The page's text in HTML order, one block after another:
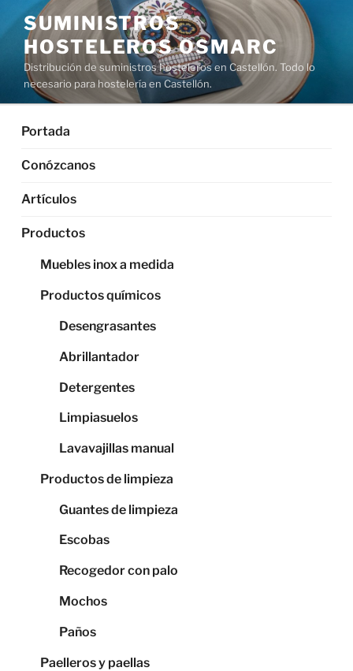
Saltar
al
contenido
SUMINISTROS
HOSTELEROS OSMARC
Distribución de suministros hosteleros en Castellón. Todo lo
necesario para hostelería en Castellón.
Portada
Conózcanos
Artículos
Productos
Muebles inox a medida
Productos químicos
Desengrasantes
Abrillantador
Detergentes
Limpiasuelos
Lavavajillas manual
Productos de limpieza
Guantes de limpieza
Escobas
Recogedor con palo
Mochos
Paños
Paelleros y paellas